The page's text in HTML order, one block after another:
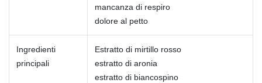
mancanza di respiro
dolore al petto
Ingredienti
principali
Estratto di mirtillo rosso
estratto di aronia
estratto di biancospino